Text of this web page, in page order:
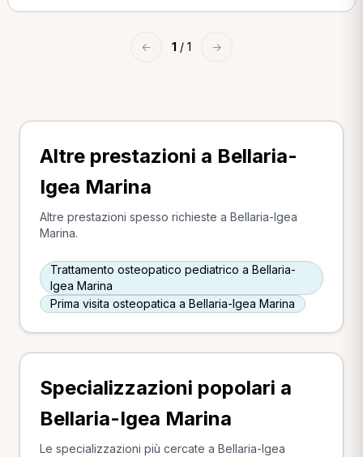
← 1 / 1 →
Altre prestazioni a Bellaria-
Igea Marina
Altre prestazioni spesso richieste a Bellaria-Igea
Marina.
Trattamento osteopatico pediatrico a Bellaria-
Igea Marina
Prima visita osteopatica a Bellaria-Igea Marina
Specializzazioni popolari a
Bellaria-Igea Marina
Le specializzazioni più cercate a Bellaria-Igea